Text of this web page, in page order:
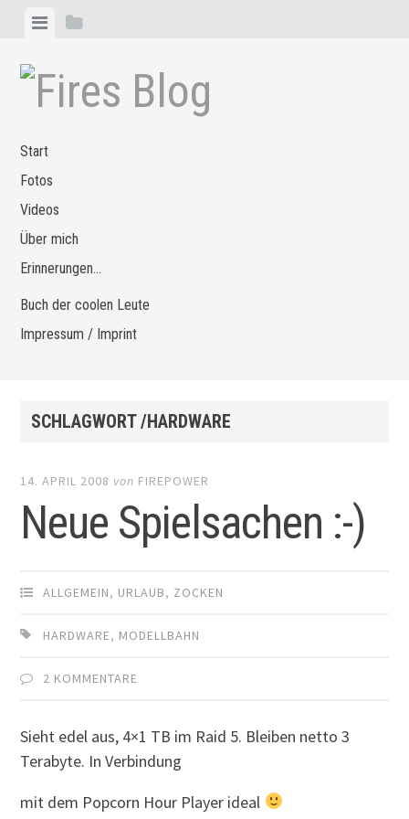
Zum
springen
MenüSeitenleiste
Start
Fotos
Videos
Über mich
Erinnerungen…
Buch der coolen Leute
Impressum / Imprint
SCHLAGWORT /HARDWARE
14. APRIL 2008 von FIREPOWER
Neue Spielsachen :-)
ALLGEMEIN, URLAUB, ZOCKEN
HARDWARE, MODELLBAHN
2 KOMMENTARE
Sieht edel aus, 4×1 TB im Raid 5. Bleiben netto 3
Terabyte. In Verbindung
mit dem Popcorn Hour Player ideal